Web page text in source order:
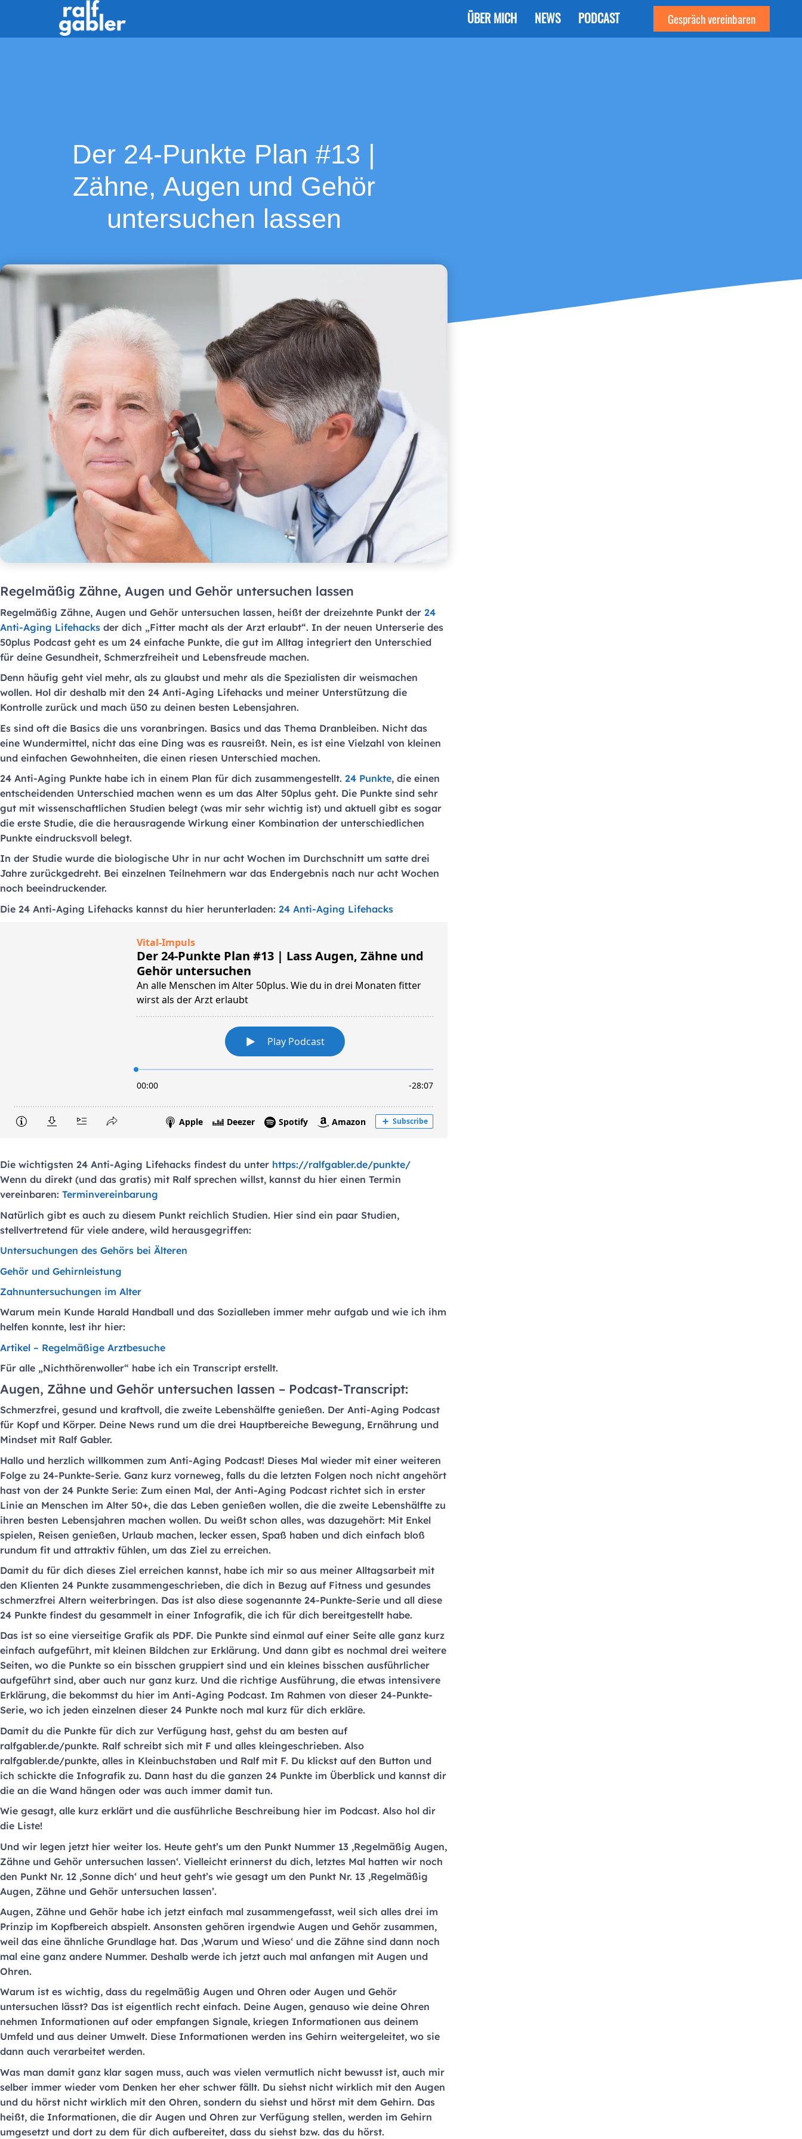
ÜBER MICH NEWS PODCAST Gespräch vereinbaren
Der 24-Punkte Plan #13 |
Zähne, Augen und Gehör
untersuchen lassen
Regelmäßig Zähne, Augen und Gehör untersuchen lassen
Regelmäßig Zähne, Augen und Gehör untersuchen lassen, heißt der dreizehnte Punkt der 24
Anti-Aging Lifehacks der dich „Fitter macht als der Arzt erlaubt“. In der neuen Unterserie des
50plus Podcast geht es um 24 einfache Punkte, die gut im Alltag integriert den Unterschied
für deine Gesundheit, Schmerzfreiheit und Lebensfreude machen.
Denn häufig geht viel mehr, als zu glaubst und mehr als die Spezialisten dir weismachen
wollen. Hol dir deshalb mit den 24 Anti-Aging Lifehacks und meiner Unterstützung die
Kontrolle zurück und mach ü50 zu deinen besten Lebensjahren.
Es sind oft die Basics die uns voranbringen. Basics und das Thema Dranbleiben. Nicht das
eine Wundermittel, nicht das eine Ding was es rausreißt. Nein, es ist eine Vielzahl von kleinen
und einfachen Gewohnheiten, die einen riesen Unterschied machen.
24 Anti-Aging Punkte habe ich in einem Plan für dich zusammengestellt. 24 Punkte, die einen
entscheidenden Unterschied machen wenn es um das Alter 50plus geht. Die Punkte sind sehr
gut mit wissenschaftlichen Studien belegt (was mir sehr wichtig ist) und aktuell gibt es sogar
die erste Studie, die die herausragende Wirkung einer Kombination der unterschiedlichen
Punkte eindrucksvoll belegt.
In der Studie wurde die biologische Uhr in nur acht Wochen im Durchschnitt um satte drei
Jahre zurückgedreht. Bei einzelnen Teilnehmern war das Endergebnis nach nur acht Wochen
noch beeindruckender.
Die 24 Anti-Aging Lifehacks kannst du hier herunterladen: 24 Anti-Aging Lifehacks
Die wichtigsten 24 Anti-Aging Lifehacks findest du unter https://ralfgabler.de/punkte/
Wenn du direkt (und das gratis) mit Ralf sprechen willst, kannst du hier einen Termin
vereinbaren: Terminvereinbarung
Natürlich gibt es auch zu diesem Punkt reichlich Studien. Hier sind ein paar Studien,
stellvertretend für viele andere, wild herausgegriffen:
Untersuchungen des Gehörs bei Älteren
Gehör und Gehirnleistung
Zahnuntersuchungen im Alter
Warum mein Kunde Harald Handball und das Sozialleben immer mehr aufgab und wie ich ihm
helfen konnte, lest ihr hier:
Artikel – Regelmäßige Arztbesuche
Für alle „Nichthörenwoller“ habe ich ein Transcript erstellt.
Augen, Zähne und Gehör untersuchen lassen – Podcast-Transcript:
Schmerzfrei, gesund und kraftvoll, die zweite Lebenshälfte genießen. Der Anti-Aging Podcast
für Kopf und Körper. Deine News rund um die drei Hauptbereiche Bewegung, Ernährung und
Mindset mit Ralf Gabler.
Hallo und herzlich willkommen zum Anti-Aging Podcast! Dieses Mal wieder mit einer weiteren
Folge zu 24-Punkte-Serie. Ganz kurz vorneweg, falls du die letzten Folgen noch nicht angehört
hast von der 24 Punkte Serie: Zum einen Mal, der Anti-Aging Podcast richtet sich in erster
Linie an Menschen im Alter 50+, die das Leben genießen wollen, die die zweite Lebenshälfte zu
ihren besten Lebensjahren machen wollen. Du weißt schon alles, was dazugehört: Mit Enkel
spielen, Reisen genießen, Urlaub machen, lecker essen, Spaß haben und dich einfach bloß
rundum fit und attraktiv fühlen, um das Ziel zu erreichen.
Damit du für dich dieses Ziel erreichen kannst, habe ich mir so aus meiner Alltagsarbeit mit
den Klienten 24 Punkte zusammengeschrieben, die dich in Bezug auf Fitness und gesundes
schmerzfrei Altern weiterbringen. Das ist also diese sogenannte 24-Punkte-Serie und all diese
24 Punkte findest du gesammelt in einer Infografik, die ich für dich bereitgestellt habe.
Das ist so eine vierseitige Grafik als PDF. Die Punkte sind einmal auf einer Seite alle ganz kurz
einfach aufgeführt, mit kleinen Bildchen zur Erklärung. Und dann gibt es nochmal drei weitere
Seiten, wo die Punkte so ein bisschen gruppiert sind und ein kleines bisschen ausführlicher
aufgeführt sind, aber auch nur ganz kurz. Und die richtige Ausführung, die etwas intensivere
Erklärung, die bekommst du hier im Anti-Aging Podcast. Im Rahmen von dieser 24-Punkte-
Serie, wo ich jeden einzelnen dieser 24 Punkte noch mal kurz für dich erkläre.
Damit du die Punkte für dich zur Verfügung hast, gehst du am besten auf
ralfgabler.de/punkte. Ralf schreibt sich mit F und alles kleingeschrieben. Also
ralfgabler.de/punkte, alles in Kleinbuchstaben und Ralf mit F. Du klickst auf den Button und
ich schickte die Infografik zu. Dann hast du die ganzen 24 Punkte im Überblick und kannst dir
die an die Wand hängen oder was auch immer damit tun.
Wie gesagt, alle kurz erklärt und die ausführliche Beschreibung hier im Podcast. Also hol dir
die Liste!
Und wir legen jetzt hier weiter los. Heute geht’s um den Punkt Nummer 13 ‚Regelmäßig Augen,
Zähne und Gehör untersuchen lassen‘. Vielleicht erinnerst du dich, letztes Mal hatten wir noch
den Punkt Nr. 12 ‚Sonne dich‘ und heut geht’s wie gesagt um den Punkt Nr. 13 ‚Regelmäßig
Augen, Zähne und Gehör untersuchen lassen’.
Augen, Zähne und Gehör habe ich jetzt einfach mal zusammengefasst, weil sich alles drei im
Prinzip im Kopfbereich abspielt. Ansonsten gehören irgendwie Augen und Gehör zusammen,
weil das eine ähnliche Grundlage hat. Das ‚Warum und Wieso‘ und die Zähne sind dann noch
mal eine ganz andere Nummer. Deshalb werde ich jetzt auch mal anfangen mit Augen und
Ohren.
Warum ist es wichtig, dass du regelmäßig Augen und Ohren oder Augen und Gehör
untersuchen lässt? Das ist eigentlich recht einfach. Deine Augen, genauso wie deine Ohren
nehmen Informationen auf oder empfangen Signale, kriegen Informationen aus deinem
Umfeld und aus deiner Umwelt. Diese Informationen werden ins Gehirn weitergeleitet, wo sie
dann auch verarbeitet werden.
Was man damit ganz klar sagen muss, auch was vielen vermutlich nicht bewusst ist, auch mir
selber immer wieder vom Denken her eher schwer fällt. Du siehst nicht wirklich mit den Augen
und du hörst nicht wirklich mit den Ohren, sondern du siehst und hörst mit dem Gehirn. Das
heißt, die Informationen, die dir Augen und Ohren zur Verfügung stellen, werden im Gehirn
umgesetzt und dort zu dem für dich aufbereitet, dass du siehst bzw. das du hörst.